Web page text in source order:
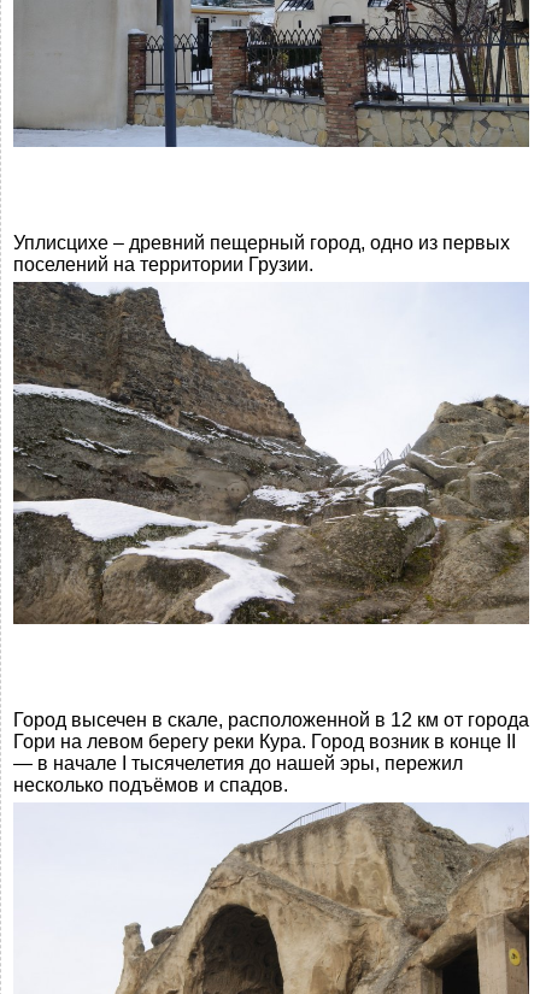
Уплисцихе – древний пещерный город, одно из первых
поселений на территории Грузии.
Город высечен в скале, расположенной в 12 км от города
Гори на левом берегу реки Кура. Город возник в конце II
— в начале I тысячелетия до нашей эры, пережил
несколько подъёмов и спадов.